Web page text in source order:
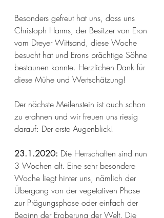
Besonders gefreut hat uns, dass uns
Christoph Harms, der Besitzer von Eron
vom Dreyer Wittsand, diese Woche
besucht hat und Erons prächtige Söhne
bestaunen konnte. Herzlichen Dank für
diese Mühe und Wertschätzung!
Der nächste Meilenstein ist auch schon
zu erahnen und wir freuen uns riesig
darauf: Der erste Augenblick!
23.1.2020: Die Herrschaften sind nun
3 Wochen alt. Eine sehr besondere
Woche liegt hinter uns, nämlich der
Übergang von der vegetativen Phase
zur Prägungsphase oder einfach der
Beginn der Eroberung der Welt. Die